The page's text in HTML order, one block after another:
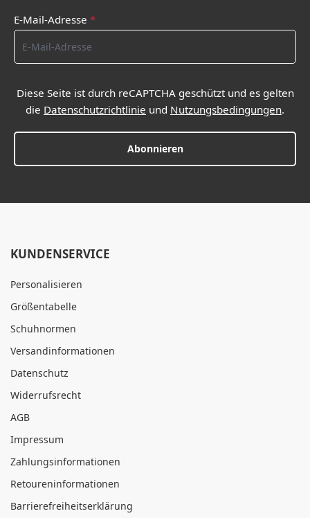
E-Mail-Adresse *
Diese Seite ist durch reCAPTCHA geschützt und es gelten
die Datenschutzrichtlinie und Nutzungsbedingungen.
Abonnieren
KUNDENSERVICE
Personalisieren
Größentabelle
Schuhnormen
Versandinformationen
Datenschutz
Widerrufsrecht
AGB
Impressum
Zahlungsinformationen
Retoureninformationen
Barrierefreiheitserklärung